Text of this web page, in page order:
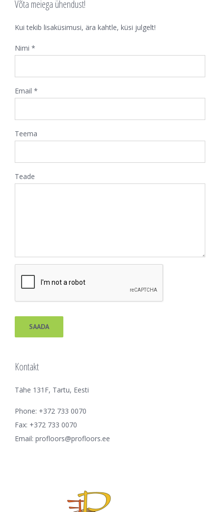
Võta meiega ühendust!
Kui tekib lisaküsimusi, ära kahtle, küsi julgelt!
Nimi *
Email *
Teema
Teade
Kontakt
Tähe 131F, Tartu, Eesti
Phone: +372 733 0070
Fax: +372 733 0070
Email: profloors@profloors.ee